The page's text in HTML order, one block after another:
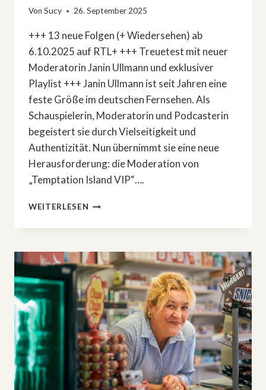
Von Sucy 26. September 2025
+++ 13 neue Folgen (+ Wiedersehen) ab
6.10.2025 auf RTL+ +++ Treuetest mit neuer
Moderatorin Janin Ullmann und exklusiver
Playlist +++ Janin Ullmann ist seit Jahren eine
feste Größe im deutschen Fernsehen. Als
Schauspielerin, Moderatorin und Podcasterin
begeistert sie durch Vielseitigkeit und
Authentizität. Nun übernimmt sie eine neue
Herausforderung: die Moderation von
„Temptation Island VIP“….
WEITERLESEN TREUETEST
NEUER
JANIN
ULLMANN:
»TEMPTATION
ISLAND
VIP«